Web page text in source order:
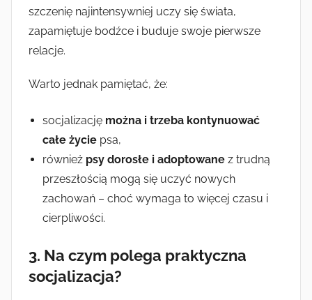
szczenię najintensywniej uczy się świata,
zapamiętuje bodźce i buduje swoje pierwsze
relacje.
Warto jednak pamiętać, że:
socjalizację można i trzeba kontynuować
całe życie psa,
również psy dorosłe i adoptowane z trudną
przeszłością mogą się uczyć nowych
zachowań – choć wymaga to więcej czasu i
cierpliwości.
3. Na czym polega praktyczna
socjalizacja?